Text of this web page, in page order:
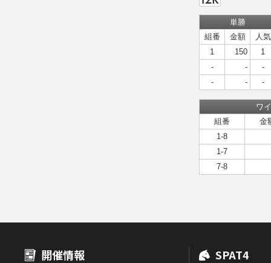
単勝
組番
金額
人気
1
150
1
-
-
-
-
- -
ワ
組番
金
1-8
1-7
7-8
開催情報 SPAT4